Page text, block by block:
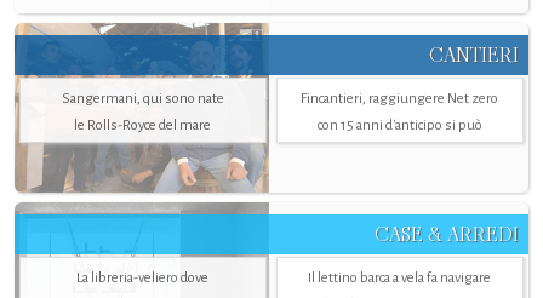
CANTIERI
Sangermani, qui sono nate
le Rolls-Royce del mare
Fincantieri, raggiungere Net zero
con 15 anni d'anticipo si può
CASE & ARREDI
La libreria-veliero dove
Il lettino barca a vela fa navigare